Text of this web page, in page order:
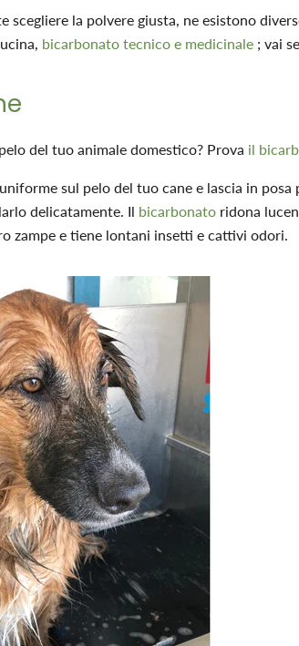
scegliere la polvere giusta, ne esistono
bicarbonato tecnico e medicinale; vai
del tuo animale domestico? Prova il
sul pelo del tuo cane e lascia in
delicatamente. Il bicarbonatoridona
zampe e tiene lontani insetti e cattivi odori.